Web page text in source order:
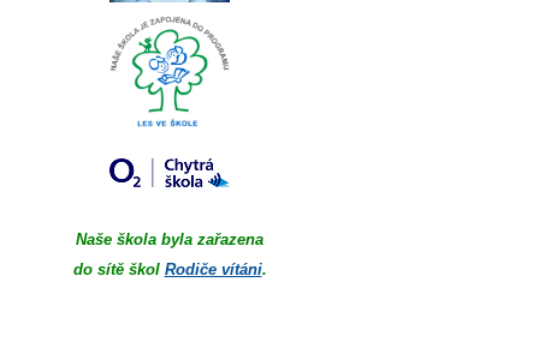
Naše škola byla zařazena
do sítě škol Rodiče vítáni.